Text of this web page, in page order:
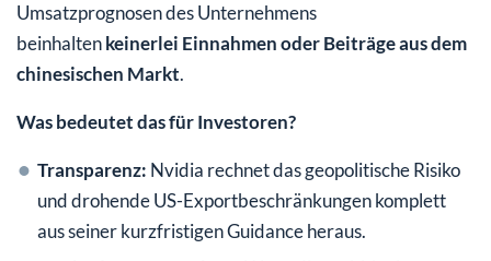
Umsatzprognosen des Unternehmens
beinhaltenkeinerlei Einnahmen oder Beiträge aus dem
chinesischen Markt.
Was bedeutet das für Investoren?
Transparenz: Nvidia rechnet das geopolitische Risiko
und drohende US-Exportbeschränkungen komplett
aus seiner kurzfristigen Guidance heraus.